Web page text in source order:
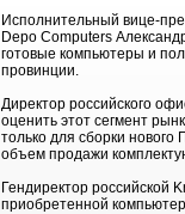
Исполнительный вице-
Depo Computers
готовые компьютеры и
провинции.
Директор российского
оценить этот сегмент
только для сборки
объем продажи
Гендиректор российской
приобретенной